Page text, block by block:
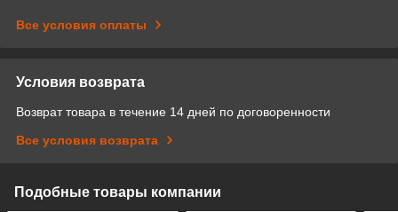
Все условия оплаты
Условия возврата
Возврат товара в течение 14 дней по договоренности
Все условия возврата
Подобные товары компании